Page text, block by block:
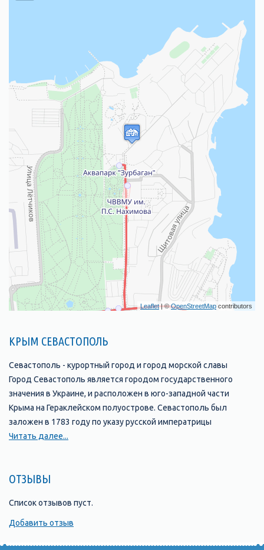
Leaflet| ©OpenStreetMap contributors
КРЫМ СЕВАСТОПОЛЬ
Севастополь - курортный город и город морской славы
Город Севастополь является городом государственного
значения в Украине, и расположен в юго-западной части
Крыма на Гераклейском полуострове. Севастополь был
заложен в 1783 году по указу русской императрицы
Екатерины II и является крупнейшим незамерзающим морским
Карта Севастополя Севастополь - снимок из космоса
защищённых незамерзающих бухт. Самая длинная
Севастопольская бухта уходит вглубь полуострова более чем
Читать далее...
ОТЗЫВЫ
Список отзывов пуст.
Добавить отзыв